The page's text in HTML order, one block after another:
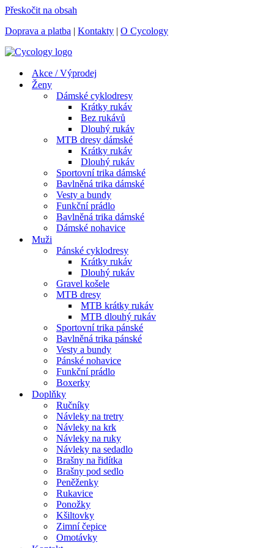
Přeskočit na obsah
Doprava a platba | Kontakty | O Cycology
Akce / Výprodej
Ženy
Dámské cyklodresy
Krátky rukáv
Bez rukávů
Dlouhý rukáv
MTB dresy dámské
Krátky rukáv
Dlouhý rukáv
Sportovní trika dámské
Bavlněná trika dámské
Vesty a bundy
Funkční prádlo
Bavlněná trika dámské
Dámské nohavice
Muži
Pánské cyklodresy
Krátky rukáv
Dlouhý rukáv
Gravel košele
MTB dresy
MTB krátky rukáv
MTB dlouhý rukáv
Sportovní trika pánské
Bavlněná trika pánské
Vesty a bundy
Pánské nohavice
Funkční prádlo
Boxerky
Doplňky
Ručníky
Návleky na tretry
Návleky na krk
Návleky na ruky
Návleky na sedadlo
Brašny na řidítka
Brašny pod sedlo
Peněženky
Rukavice
Ponožky
Kšiltovky
Zimní čepice
Omotávky